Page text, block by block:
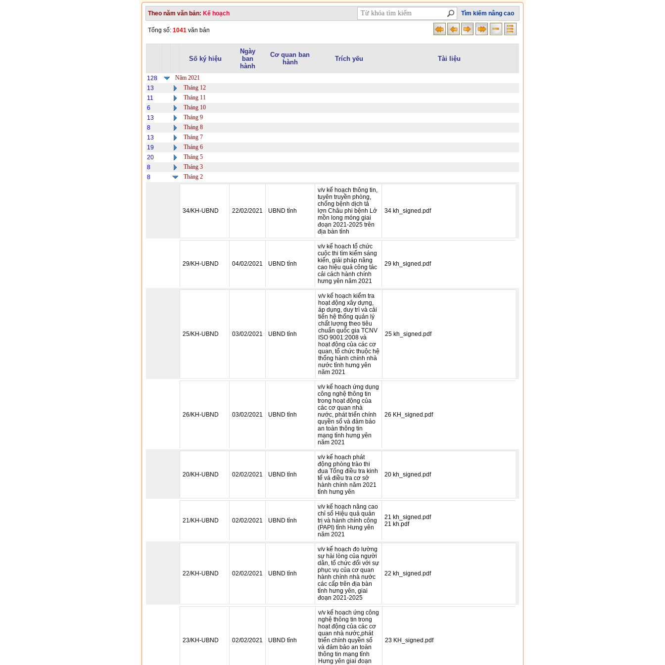
Theo năm văn bản: Kế hoạch Tìm kiếm nâng cao
Tổng số: 1041 văn bản
Số ký hiệu
Ngày
ban
hành
Cơ quan ban
hành
Trích yếu Tài liệu
128
Năm 2021
13
Tháng 12
11
Tháng 11
6
Tháng 10
13
Tháng 9
8
Tháng 8
13
Tháng 7
19
Tháng 6
20
Tháng 5
8
Tháng 3
8
Tháng 2
34/KH-UBND 22/02/2021 UBND tỉnh
v/v kế hoạch thông tin,
tuyên truyền phòng,
chống bệnh dịch tả
lợn Châu phi bệnh Lở
mồn long móng giai
đoạn 2021-2025 trên
địa bàn tỉnh
34 kh_signed.pdf
29/KH-UBND 04/02/2021 UBND tỉnh
v/v kế hoạch tổ chức
cuộc thi tìm kiếm sáng
kiến, giải pháp nâng
cao hiệu quả công tác
cải cách hành chính
hưng yên năm 2021
29 kh_signed.pdf
25/KH-UBND 03/02/2021 UBND tỉnh
v/v kế hoạch kiểm tra
hoạt động xây dựng,
áp dụng, duy trì và cải
tiến hệ thống quản lý
chất lượng theo tiêu
chuẩn quốc gia TCNV
ISO 9001:2008 và
hoạt động của các cơ
quan, tổ chức thuộc hệ
thống hành chính nhà
nước tỉnh hưng yên
năm 2021
25 kh_signed.pdf
26/KH-UBND 03/02/2021 UBND tỉnh
v/v kế hoạch ứng dụng
công nghệ thông tin
trong hoạt động của
các cơ quan nhà
nước, phát triển chính
quyền số và đảm bảo
an toàn thông tin
mạng tỉnh hưng yên
năm 2021
26 KH_signed.pdf
20/KH-UBND 02/02/2021 UBND tỉnh
v/v kế hoạch phát
động phòng trào thi
đua Tổng điều tra kinh
tế vá điều tra cơ sở
hành chính năm 2021
tỉnh hưng yên
20 kh_signed.pdf
21/KH-UBND 02/02/2021 UBND tỉnh
v/v kế hoạch nâng cao
chỉ số Hiệu quả quản
trị và hành chính công
(PAPI) tỉnh Hưng yên
năm 2021
21 kh_signed.pdf
21 kh.pdf
22/KH-UBND 02/02/2021 UBND tỉnh
v/v kế hoạch đo lường
sự hài lòng của người
dân, tổ chức đối với sự
phục vụ của cơ quan
hành chính nhà nước
các cấp trên địa bàn
tỉnh hưng yên, giai
đoạn 2021-2025
22 kh_signed.pdf
23/KH-UBND 02/02/2021 UBND tỉnh
v/v kế hoạch ứng công
nghệ thông tin trong
hoạt động của các cơ
quan nhà nước,phát
triển chính quyền số
và đảm bảo an toàn
thông tin mạng tỉnh
Hưng yên giai đoạn
23 KH_signed.pdf